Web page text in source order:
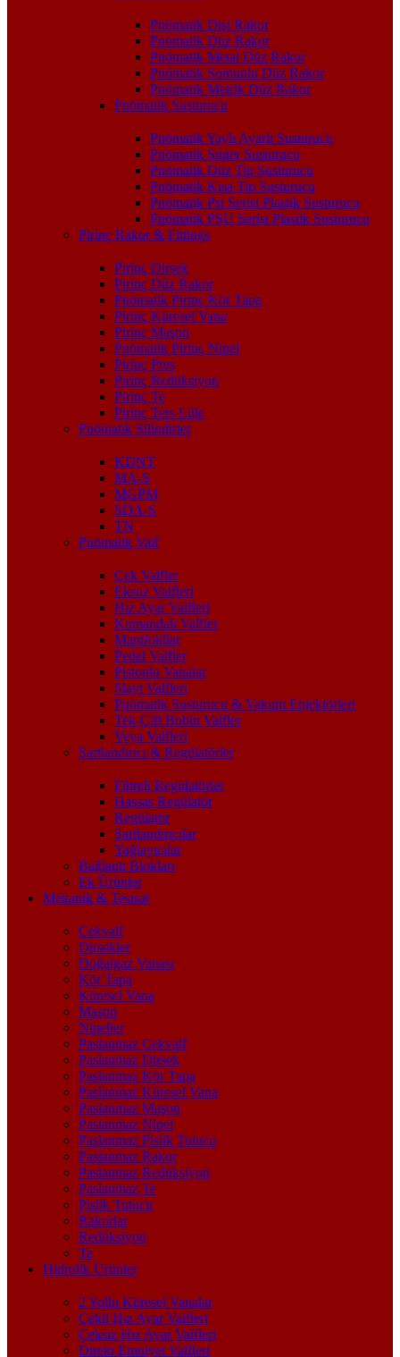
Pnömatik Dişi Rakor
Pnömatik Düz Rakor
Pnömatik Metal Düz Rakor
Pnömatik Somunlu Düz Rakor
Pnömatik Metrik Düz Rakor
Pnömatik Susturucu
Pnömatik Yaylı Ayarlı Susturucu
Pnömatik Sinter Susturucu
Pnömatik Düz Tip Susturucu
Pnömatik Kısa Tip Susturucu
Pnömatik Psl Serisi Plastik Susturucu
Pnömatik PSU Serisi Plastik Susturucu
Pirinç Rakor & Fittings
Pirinç Dirsek
Pirinç Düz Rakor
Pnömatik Pirinç Kör Tapa
Pirinç Küresel Vana
Pirinç Maşon
Pnömatik Pirinç Nipel
Pirinç Pres
Pirinç Redüksiyon
Pirinç Te
Pirinç Ters Lüle
Pnömatik Silindirler
KDNT
MA-S
MGPM
SDA-S
TN
Pnömatik Valf
Çek Valfler
Eksoz Valfleri
Hız Ayar Valfleri
Kumandalı Valfler
Manifoldlar
Pedal Valfler
Pistonlu Vanalar
Slayt Valfleri
Pnömatik Susturucu & Vakum Enjektörleri
Tek-Çift Bobin Valfler
Veya Valfleri
Şartlandırıcı & Regülatörler
Filtreli Regülatörler
Hassas Regülatör
Regülatör
Şartlandırıcılar
Yağlayıcılar
Bağlantı Blokları
Ek Ürünler
Mekanik & Tesisat
Çekvalf
Dirsekler
Doğalgaz Vanası
Kör Tapa
Küresel Vana
Maşon
Nipeller
Paslanmaz Çekvalf
Paslanmaz Dirsek
Paslanmaz Kör Tapa
Paslanmaz Küresel Vana
Paslanmaz Maşon
Paslanmaz Nipel
Paslanmaz Pislik Tutucu
Paslanmaz Rakor
Paslanmaz Redüksiyon
Paslanmaz Te
Pislik Tutucu
Rakorlar
Redüksiyon
Te
Hidrolik Ürünler
2 Yollu Küresel Vanalar
Çekli Hız Ayar Valfleri
Çeksiz Hız Ayar Valfleri
Direkt Emniyet Valfleri